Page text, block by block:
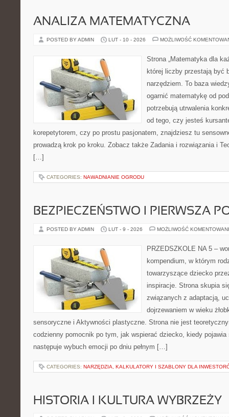
ANALIZA MATEMATYCZNA
POSTED BY ADMIN LUT - 10 - 2026 MOŻLIWOŚĆ
Strona „Matematyka dla
której liczby przestają być
narzędziem. To baza
ogarnić matematykę od
potrzebują utrwalenia
od tego, czy jesteś
korepetytorem, czy po prostu pasjonatem, znajdziesz tu
prowadzą krok po kroku. Zobacz także Zadania i rozwiązania i
[…]
CATEGORIES: NAWADNIANIE OGRODU
BEZPIECZEŃSTWO I PIERWSZA
POSTED BY ADMIN LUT - 9 - 2026 MOŻLIWOŚĆ
PRZEDSZKOLE NA 5 –
kompendium, w którym
towarzyszące dziecko
inspiracje. Strona skupia
związanych z adaptacją,
dojrzewaniem w wieku
sensoryczne i Aktywności plastyczne. Strona nie jest
codzienny pomocnik po tym, jak wspierać dziecko, kiedy
następuje wybuch emocji po dniu pełnym […]
CATEGORIES: NARZĘDZIA, KALKULATORY I SZABLONY DLA
HISTORIA I KULTURA WYBRZEŻY